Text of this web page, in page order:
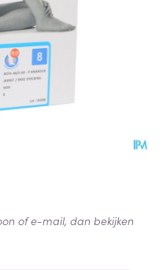
of e-mail, dan bekijken